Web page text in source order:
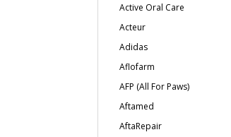
Active Oral Care
Acteur
Adidas
Aflofarm
AFP (All For Paws)
Aftamed
AftaRepair